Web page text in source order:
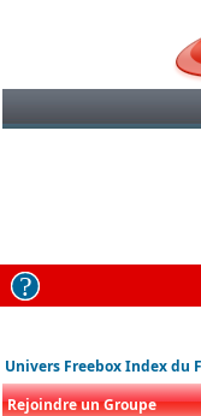
Univers Freebox Index du
Rejoindre un Groupe